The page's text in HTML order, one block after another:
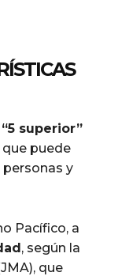
“5 superior”
que puede
y
Pacífico, a
, según la
que